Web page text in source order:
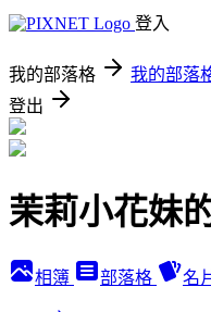
登入
我的部落格 我的部落
登出
茉莉小花妹
相簿 部落格 名